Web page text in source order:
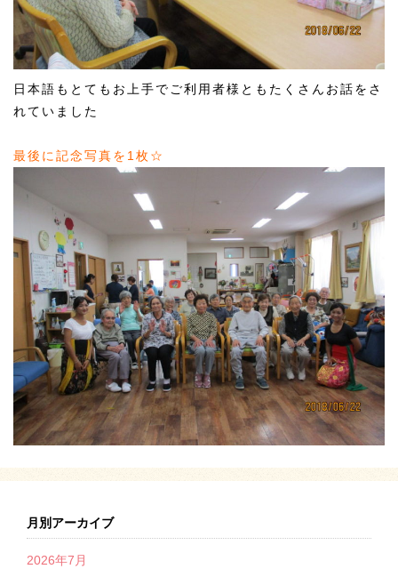
日本語もとてもお上手でご利用者様ともたくさんお話をさ
れていました
最後に記念写真を1枚☆
月別アーカイブ
2026年7月